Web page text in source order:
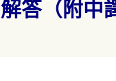
解答（附中